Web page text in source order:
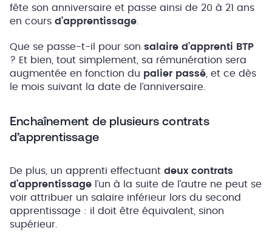
fête son anniversaire et passe ainsi de 20 à 21 ans
en cours d’apprentissage
Que se passe-t-il pour son salaire d’apprenti BTP
? Et bien, tout simplement, sa rémunération sera
augmentée en fonction du palier passé , et ce dès
le mois suivant la date de l’anniversaire.
Enchaînement de plusieurs contrats
d’apprentissage
De plus, un apprenti effectuant deux contrats
d’apprentissage l’un à la suite de l’autre ne peut se
voir attribuer un salaire inférieur lors du second
apprentissage : il doit être équivalent, sinon
supérieur.